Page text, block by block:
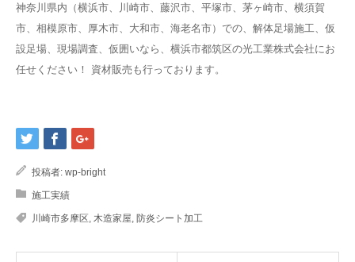
神奈川県内（横浜市、川崎市、藤沢市、平塚市、茅ヶ崎市、横須賀
市、相模原市、厚木市、大和市、海老名市）での、解体足場施工、仮
設足場、現場調査、仮囲いなら、横浜市都筑区の光工業株式会社にお
任せください！ 資材販売も行っております。
投稿者: wp-bright
施工実績
川崎市多摩区 木造家屋 防炎シート加工